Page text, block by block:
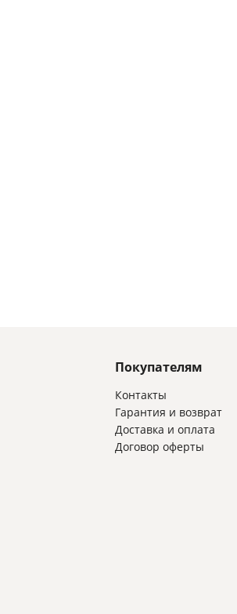
Покупателям
Контакты
Гарантия и возврат
Доставка и оплата
Договор оферты